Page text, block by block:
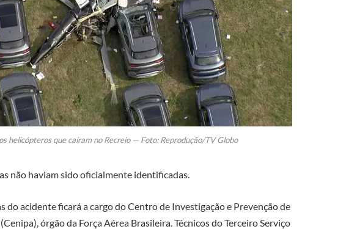
helicópteros que caíram no Recreio — Foto: Reprodução/TV Globo
não haviam sido oficialmente identificadas.
do acidente ficará a cargo do Centro de Investigação e Prevenção de
órgão da Força Aérea Brasileira. Técnicos do Terceiro Serviço